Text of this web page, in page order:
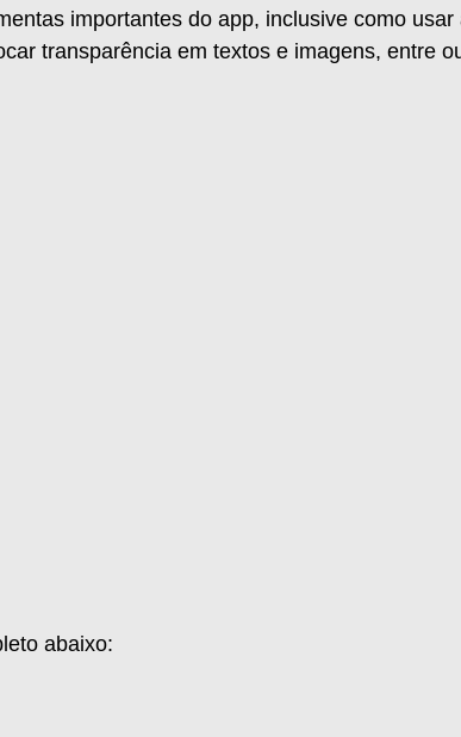
importantes do app, inclusive como usar
transparência em textos e imagens, entre
abaixo: